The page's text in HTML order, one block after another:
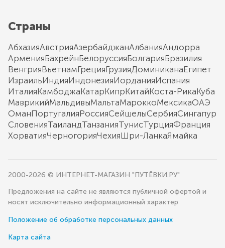
Страны
АбхазияАвстрияАзербайджанАлбанияАндорра
АрменияБахрейнБелоруссияБолгарияБразилия
ВенгрияВьетнамГрецияГрузияДоминиканаЕгипет
ИзраильИндияИндонезияИорданияИспания
ИталияКамбоджаКатарКипрКитайКоста-РикаКуба
МаврикийМальдивыМальтаМароккоМексикаОАЭ
ОманПортугалияРоссияСейшелыСербияСингапур
СловенияТаиландТанзанияТунисТурцияФранция
ХорватияЧерногорияЧехияШри-ЛанкаЯмайка
2000-2026 © ИНТЕРНЕТ-МАГАЗИН "ПУТЁВКИ.РУ"
Предложения на сайте не являются публичной офертой и
носят исключительно информационный характер
Положение об обработке персональных данных
Карта сайта